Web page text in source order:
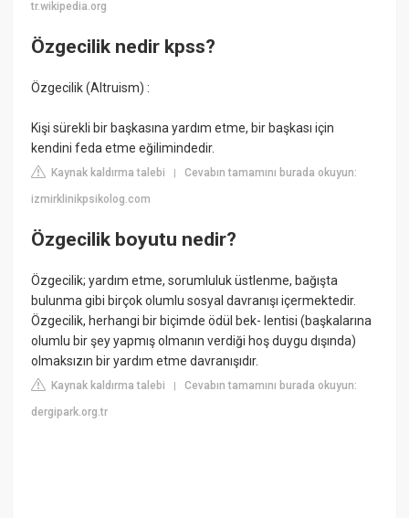
tr.wikipedia.org
Özgecilik nedir kpss?
Özgecilik (Altruism) :
Kişi sürekli bir başkasına yardım etme, bir başkası için
kendini feda etme eğilimindedir.
Kaynak kaldırma talebi |Cevabın tamamını burada okuyun:
izmirklinikpsikolog.com
Özgecilik boyutu nedir?
Özgecilik; yardım etme, sorumluluk üstlenme, bağışta
bulunma gibi birçok olumlu sosyal davranışı içermektedir.
Özgecilik, herhangi bir biçimde ödül bek- lentisi (başkalarına
olumlu bir şey yapmış olmanın verdiği hoş duygu dışında)
olmaksızın bir yardım etme davranışıdır.
Kaynak kaldırma talebi |Cevabın tamamını burada okuyun:
dergipark.org.tr